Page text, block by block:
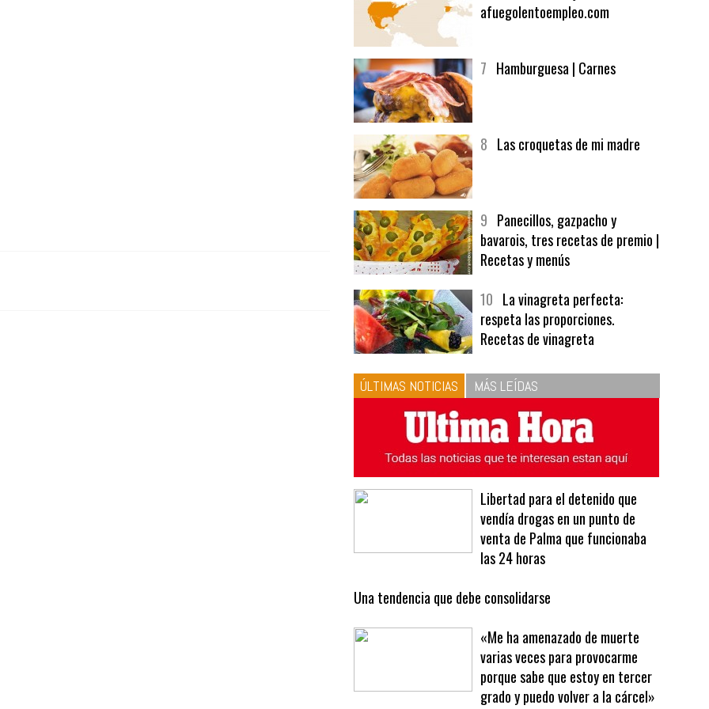
afuegolentoempleo.com
bavarois, tres recetas de premio |
Recetas y menús
respeta las proporciones.
Recetas de vinagreta
ÚLTIMAS NOTICIAS MÁS LEÍDAS
Libertad para el detenido que
venta de Palma que funcionaba
Una tendencia que debe consolidarse
«Me ha amenazado de muerte